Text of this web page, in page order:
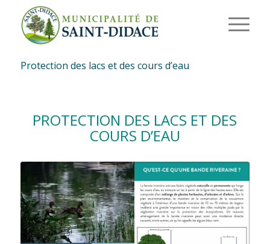
Protection des lacs et des cours d’eau
PROTECTION DES LACS ET DES
COURS D’EAU